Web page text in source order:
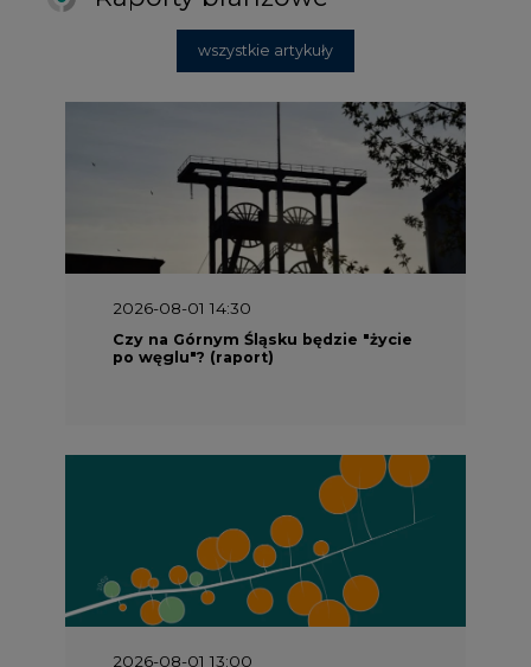
wszystkie artykuły
2026-08-01 14:30
Czy na Górnym Śląsku będzie "życie
po węglu"? (raport)
2026-08-01 13:00